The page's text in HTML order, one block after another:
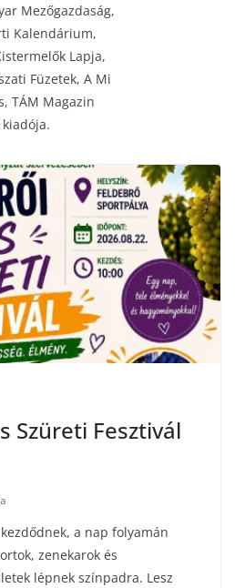
Mezőgazdaság,
Kalendárium,
Lapja,
Füzetek, A Mi
TÁM Magazin
Szüreti Fesztivál
a nap folyamán
zenekarok és
lépnek színpadra. Lesz